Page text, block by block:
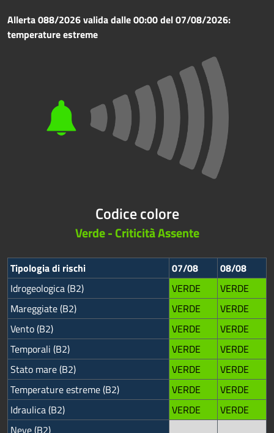
Allerta 088/2026 valida dalle 00:00 del 07/08/2026:
temperature estreme
Codice colore
Verde - Criticità Assente
Tipologia di rischi 07/08
08/08
Idrogeologica (B2)
VERDE
VERDE
Mareggiate (B2)
VERDE
VERDE
Vento (B2)
VERDE
VERDE
Temporali (B2)
VERDE
VERDE
Stato mare (B2)
VERDE
VERDE
Temperature estreme (B2)
VERDE
VERDE
Idraulica (B2)
VERDE
VERDE